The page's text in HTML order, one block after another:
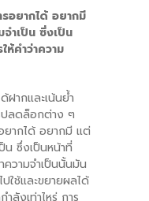
อยากได้ อยากมี
ำเป็น ซึ่งเป็น
ห้คำว่าความ
ฝากและเน้นย้ำ
ปลดล็อกต่าง ๆ
ยากได้ อยากมี แต่
ซึ่งเป็นหน้าที่
ความจำเป็นนั้นมัน
ใช้และขยายผลได้
ำลังเท่าไหร่ การ